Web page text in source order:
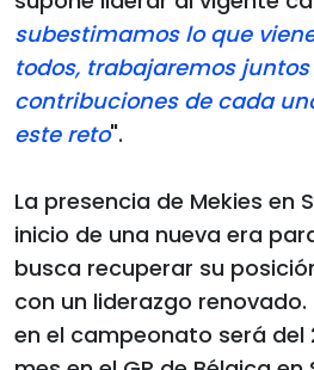
subestimamos lo que
todos, trabajaremos juntos
contribuciones de cada
este reto".
La presencia de Mekies en
inicio de una nueva era
busca recuperar su
con un liderazgo
en el campeonato será del